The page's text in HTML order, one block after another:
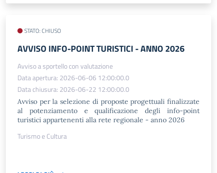
STATO: CHIUSO
AVVISO INFO-POINT TURISTICI - ANNO 2026
Avviso a sportello con valutazione
Data apertura: 2026-06-06 12:00:00.0
Data chiusura: 2026-06-22 12:00:00.0
Avviso per la selezione di proposte progettuali finalizzate
al potenziamento e qualificazione degli info-point
turistici appartenenti alla rete regionale - anno 2026
Turismo e Cultura